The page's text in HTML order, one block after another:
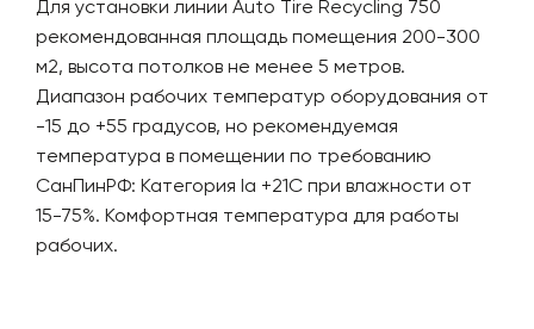
Для установки линии Auto Tire Recycling 750
рекомендованная площадь помещения 200-300
м2, высота потолков не менее 5 метров.
Диапазон рабочих температур оборудования от
-15 до +55 градусов, но рекомендуемая
температура в помещении по требованию
СанПинРФ: Категория Iа +21С при влажности от
15-75%. Комфортная температура для работы
рабочих.